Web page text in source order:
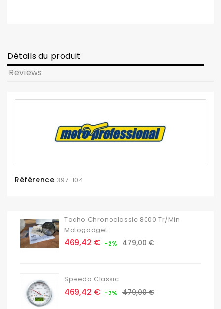
Détails du produit
Reviews
Référence 397-104
Tacho Chronoclassic 8000 Tr/min
Motogadget
Prix
469,42 € -2% Prix
479,00 €
Speedo Classic
Prix
469,42 € -2% Prix
479,00 €